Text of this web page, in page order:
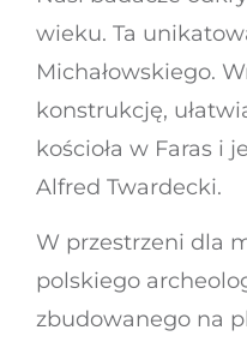
wieku. Ta
Michałowskiego.
konstrukcję,
kościoła w Faras i
Alfred Twardecki.
W przestrzeni dla
polskiego
zbudowanego na